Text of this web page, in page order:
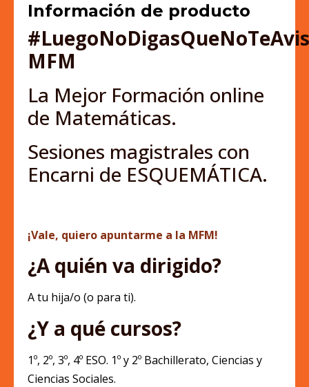
Información de producto
MFM
La Mejor Formación online
de Matemáticas.
Sesiones magistrales con
Encarni de ESQUEMÁTICA.
¡Vale, quiero apuntarme a la MFM!
¿A quién va dirigido?
A tu hija/o (o para ti).
¿Y a qué cursos?
1º, 2º, 3º, 4º ESO. 1º y 2º Bachillerato, Ciencias y
Ciencias Sociales.